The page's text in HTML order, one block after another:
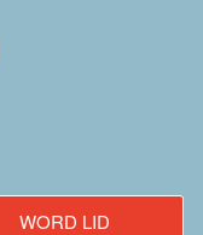
WORD LID